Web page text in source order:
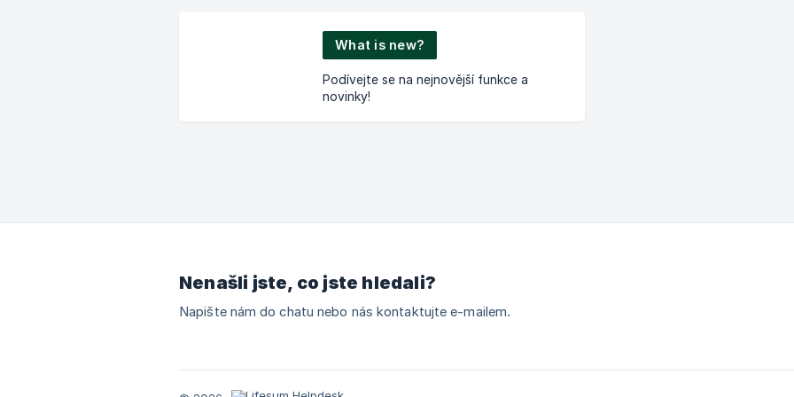
What is new?
Podívejte se na nejnovější funkce a
novinky!
Nenašli jste, co jste hledali?
Napište nám do chatu nebo nás kontaktujte e-mailem.